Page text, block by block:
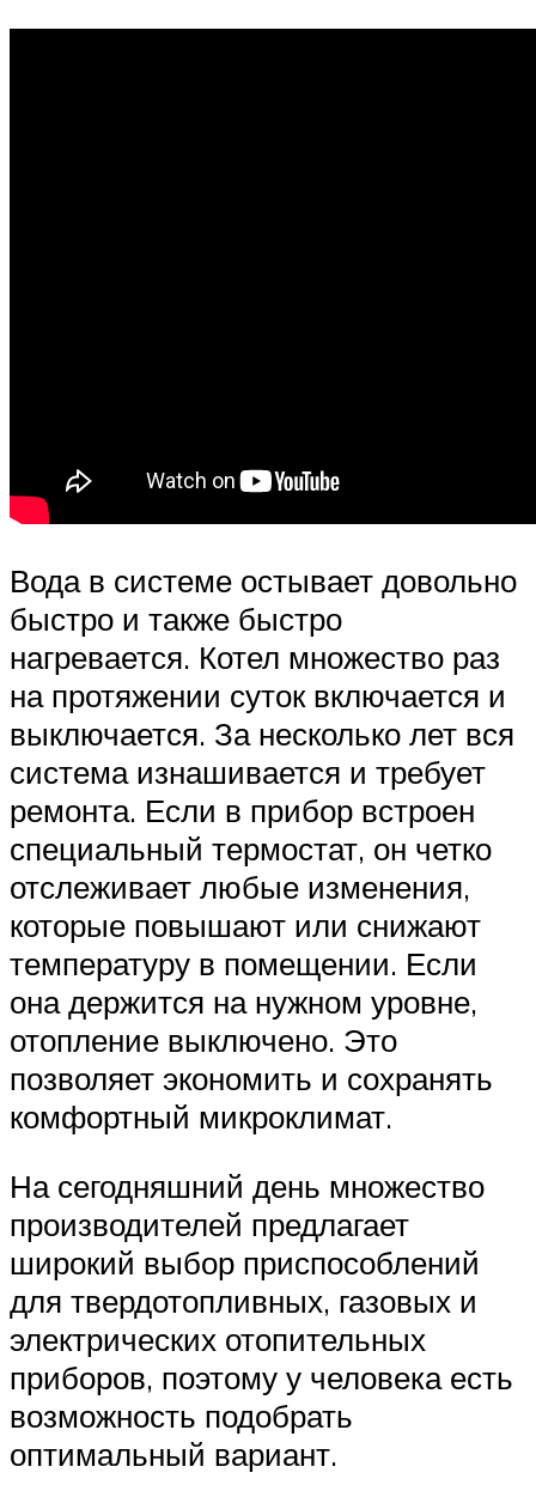
Вода в системе остывает довольно
быстро и также быстро
нагревается. Котел множество раз
на протяжении суток включается и
выключается. За несколько лет вся
система изнашивается и требует
ремонта. Если в прибор встроен
специальный термостат, он четко
отслеживает любые изменения,
которые повышают или снижают
температуру в помещении. Если
она держится на нужном уровне,
отопление выключено. Это
позволяет экономить и сохранять
комфортный микроклимат.
На сегодняшний день множество
производителей предлагает
широкий выбор приспособлений
для твердотопливных, газовых и
электрических отопительных
приборов, поэтому у человека есть
возможность подобрать
оптимальный вариант.